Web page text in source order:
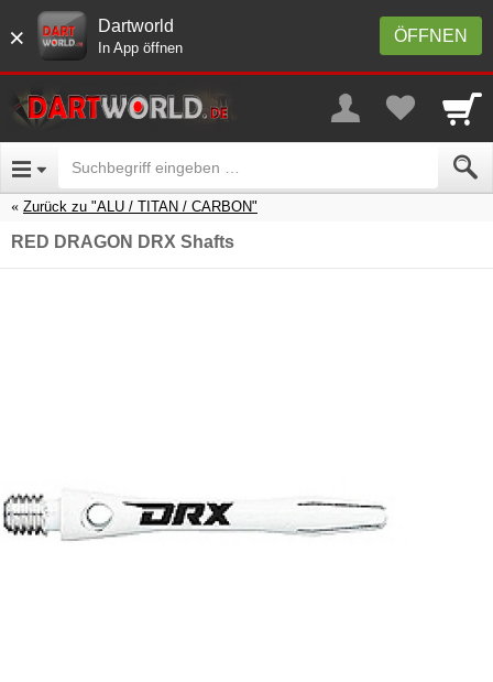
× ÖFFNEN
Dartworld
In App öffnen
Zurück zu "ALU / TITAN / CARBON"
RED DRAGON DRX Shafts